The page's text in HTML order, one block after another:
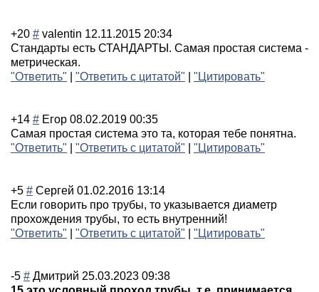
+20 # valentin 12.11.2015 20:34
Стандарты есть СТАНДАРТЫ. Самая простая система -
метрическая.
"Ответить"
"Ответить с цитатой" "Цитировать"
+14 # Егор 08.02.2019 00:35
Самая простая система это та, которая тебе понятна.
"Ответить"
"Ответить с цитатой" "Цитировать"
+5 # Сергей 01.02.2016 13:14
Если говорить про трубы, то указывается диаметр
прохождения трубы, то есть внутренний!
"Ответить"
"Ответить с цитатой" "Цитировать"
-5 # Дмитрий 25.03.2023 09:38